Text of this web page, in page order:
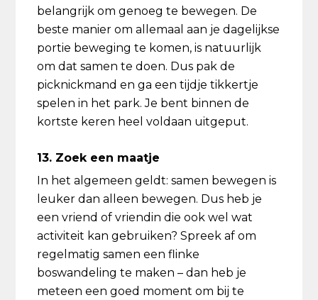
belangrijk om genoeg te bewegen. De
beste manier om allemaal aan je dagelijkse
portie beweging te komen, is natuurlijk
om dat samen te doen. Dus pak de
picknickmand en ga een tijdje tikkertje
spelen in het park. Je bent binnen de
kortste keren heel voldaan uitgeput.
13. Zoek een maatje
In het algemeen geldt: samen bewegen is
leuker dan alleen bewegen. Dus heb je
een vriend of vriendin die ook wel wat
activiteit kan gebruiken? Spreek af om
regelmatig samen een flinke
boswandeling te maken – dan heb je
meteen een goed moment om bij te